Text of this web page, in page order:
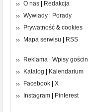
O nas
Redakcja
Wywiady
Porady
Prywatność & cookies
Mapa serwisu
RSS
Reklama
Wpisy
Katalog
Kalendarium
Facebook
X
Instagram
Pinterest